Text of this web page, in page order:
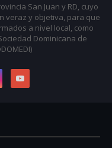
San Juan y RD, cuyo
veraz y objetiva, para que
a nivel local, como
Dominicana de